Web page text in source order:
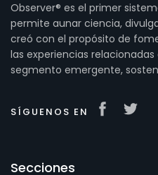
Observer® es el primer
permite aunar ciencia,
creó con el propósito de
las experiencias
segmento emergente,
SÍGUENOS EN
Secciones